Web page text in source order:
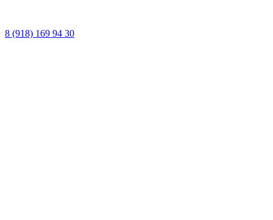
8 (918) 169 94 30